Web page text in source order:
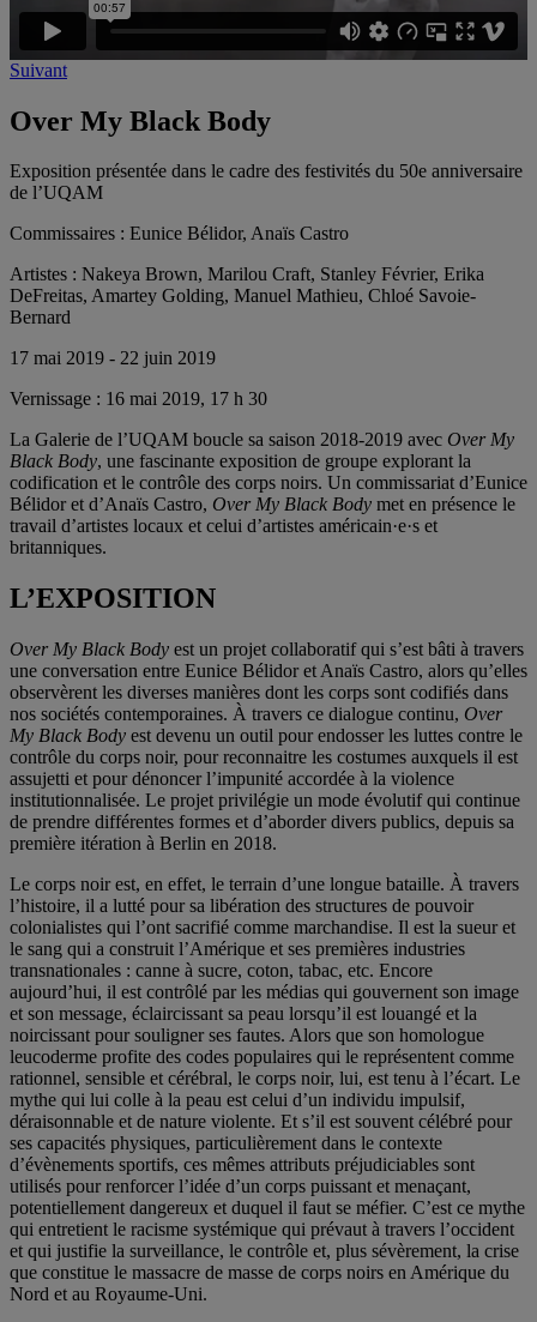
Suivant
Over My Black Body
Exposition présentée dans le cadre des festivités du 50e anniversaire
de l’UQAM
Commissaires : Eunice Bélidor, Anaïs Castro
Artistes : Nakeya Brown, Marilou Craft, Stanley Février, Erika
DeFreitas, Amartey Golding, Manuel Mathieu, Chloé Savoie-
Bernard
17 mai 2019 - 22 juin 2019
Vernissage : 16 mai 2019, 17 h 30
La Galerie de l’UQAM boucle sa saison 2018-2019 avec Over My
Black Body, une fascinante exposition de groupe explorant la
codification et le contrôle des corps noirs. Un commissariat d’Eunice
Bélidor et d’Anaïs Castro, Over My Black Body met en présence le
travail d’artistes locaux et celui d’artistes américain·e·s et
britanniques.
L’EXPOSITION
Over My Black Body est un projet collaboratif qui s’est bâti à travers
une conversation entre Eunice Bélidor et Anaïs Castro, alors qu’elles
observèrent les diverses manières dont les corps sont codifiés dans
nos sociétés contemporaines. À travers ce dialogue continu, Over
My Black Body est devenu un outil pour endosser les luttes contre le
contrôle du corps noir, pour reconnaitre les costumes auxquels il est
assujetti et pour dénoncer l’impunité accordée à la violence
institutionnalisée. Le projet privilégie un mode évolutif qui continue
de prendre différentes formes et d’aborder divers publics, depuis sa
première itération à Berlin en 2018.
Le corps noir est, en effet, le terrain d’une longue bataille. À travers
l’histoire, il a lutté pour sa libération des structures de pouvoir
colonialistes qui l’ont sacrifié comme marchandise. Il est la sueur et
le sang qui a construit l’Amérique et ses premières industries
transnationales : canne à sucre, coton, tabac, etc. Encore
aujourd’hui, il est contrôlé par les médias qui gouvernent son image
et son message, éclaircissant sa peau lorsqu’il est louangé et la
noircissant pour souligner ses fautes. Alors que son homologue
leucoderme profite des codes populaires qui le représentent comme
rationnel, sensible et cérébral, le corps noir, lui, est tenu à l’écart. Le
mythe qui lui colle à la peau est celui d’un individu impulsif,
déraisonnable et de nature violente. Et s’il est souvent célébré pour
ses capacités physiques, particulièrement dans le contexte
d’évènements sportifs, ces mêmes attributs préjudiciables sont
utilisés pour renforcer l’idée d’un corps puissant et menaçant,
potentiellement dangereux et duquel il faut se méfier. C’est ce mythe
qui entretient le racisme systémique qui prévaut à travers l’occident
et qui justifie la surveillance, le contrôle et, plus sévèrement, la crise
que constitue le massacre de masse de corps noirs en Amérique du
Nord et au Royaume-Uni.